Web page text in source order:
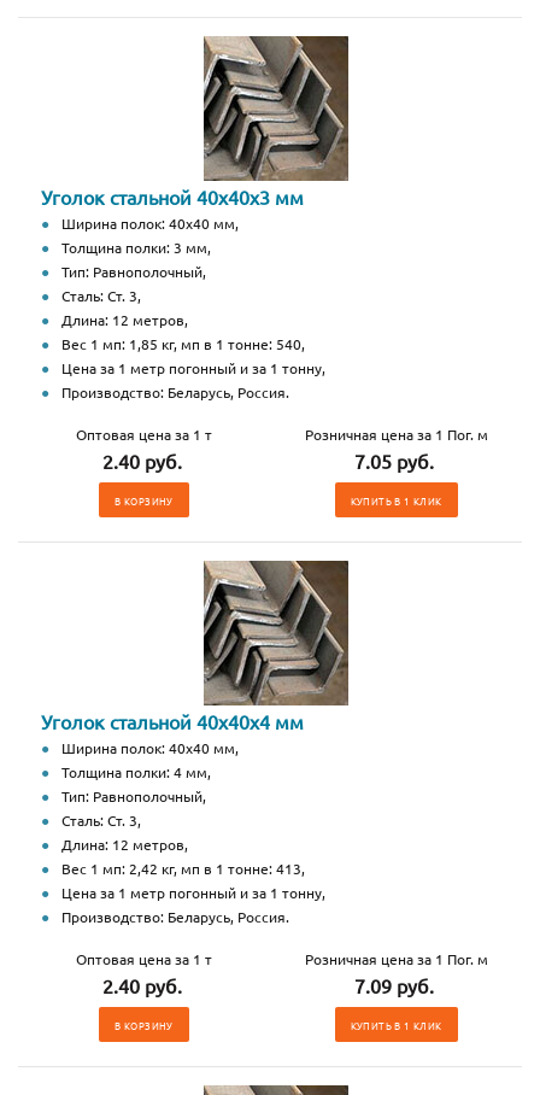
Уголок стальной 40х40х3 мм
Ширина полок: 40х40 мм,
Толщина полки: 3 мм,
Тип: Равнополочный,
Сталь: Ст. 3,
Длина: 12 метров,
Вес 1 мп: 1,85 кг, мп в 1 тонне: 540,
Цена за 1 метр погонный и за 1 тонну,
Производство: Беларусь, Россия.
Оптовая цена за 1 т
2.40 руб.
В КОРЗИНУ
Розничная цена за 1 Пог. м
7.05 руб.
КУПИТЬ В 1 КЛИК
Уголок стальной 40х40х4 мм
Ширина полок: 40х40 мм,
Толщина полки: 4 мм,
Тип: Равнополочный,
Сталь: Ст. 3,
Длина: 12 метров,
Вес 1 мп: 2,42 кг, мп в 1 тонне: 413,
Цена за 1 метр погонный и за 1 тонну,
Производство: Беларусь, Россия.
Оптовая цена за 1 т
2.40 руб.
В КОРЗИНУ
Розничная цена за 1 Пог. м
7.09 руб.
КУПИТЬ В 1 КЛИК